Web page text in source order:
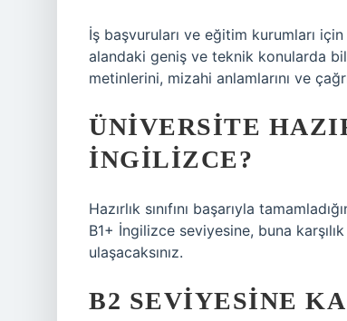
İş başvuruları ve eğitim kurumları
alandaki geniş ve teknik konularda
metinlerini, mizahi anlamlarını ve
ÜNIVERSITE
İNGILIZCE?
Hazırlık sınıfını başarıyla
B1+ İngilizce seviyesine, buna
ulaşacaksınız.
B2 SEVIYESINE